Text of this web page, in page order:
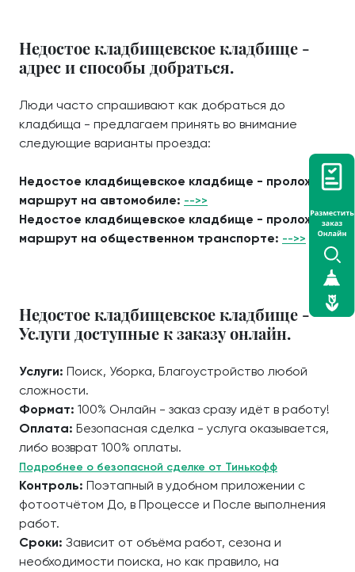
Недостое кладбищевское кладбище -
адрес и способы добраться.
Люди часто спрашивают как добраться до
кладбища - предлагаем принять во внимание
следующие варианты проезда:
Недостое кладбищевское кладбище - проложить
маршрут на автомобиле: -->>
Недостое кладбищевское кладбище - проложить
маршрут на общественном транспорте: -->>
Недостое кладбищевское кладбище -
Услуги доступные к заказу онлайн.
Услуги: Поиск, Уборка, Благоустройство любой
сложности.
Формат: 100% Онлайн - заказ сразу идёт в работу!
Оплата: Безопасная сделка - услуга оказывается,
либо возврат 100% оплаты.
Подробнее о безопасной сделке от Тинькофф
Контроль: Поэтапный в удобном приложении с
фотоотчётом До, в Процессе и После выполнения
работ.
Сроки: Зависит от объёма работ, сезона и
необходимости поиска, но как правило, на